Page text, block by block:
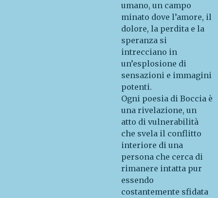
umano, un campo
minato dove l’amore, il
dolore, la perdita e la
speranza si
intrecciano in
un’esplosione di
sensazioni e immagini
potenti.
Ogni poesia di Boccia è
una rivelazione, un
atto di vulnerabilità
che svela il conflitto
interiore di una
persona che cerca di
rimanere intatta pur
essendo
costantemente sfidata